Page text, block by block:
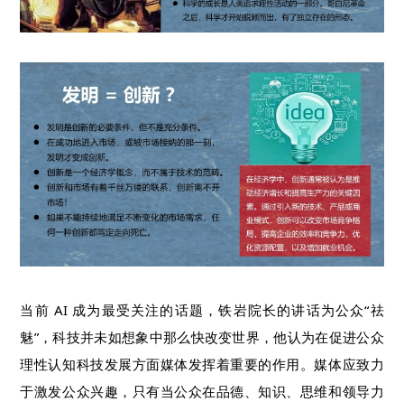
当前 AI 成为最受关注的话题，铁岩院长的讲话为公众“祛
魅”，科技并未如想象中那么快改变世界，他认为在促进公众
理性认知科技发展方面媒体发挥着重要的作用。媒体应致力
于激发公众兴趣，只有当公众在品德、知识、思维和领导力